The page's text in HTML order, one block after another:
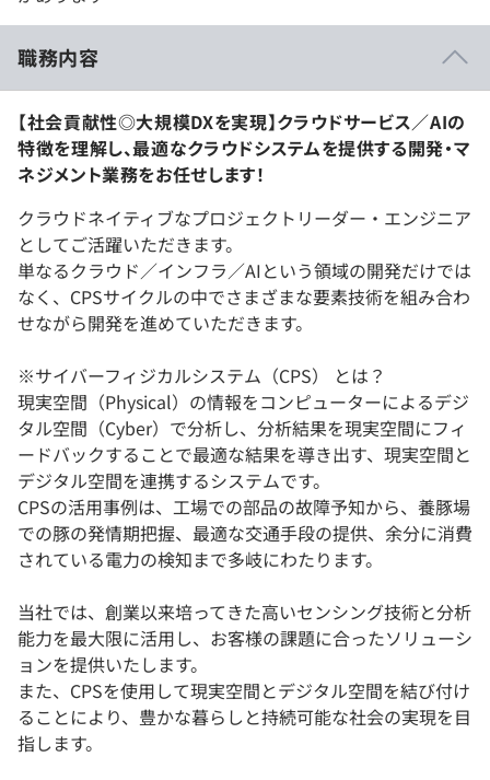
職務内容
【社会貢献性◎大規模DXを実現】クラウドサービス／AIの
特徴を理解し、最適なクラウドシステムを提供する開発・マ
ネジメント業務をお任せします！
クラウドネイティブなプロジェクトリーダー・エンジニア
としてご活躍いただきます。
単なるクラウド／インフラ／AIという領域の開発だけでは
なく、CPSサイクルの中でさまざまな要素技術を組み合わ
せながら開発を進めていただきます。
※サイバーフィジカルシステム（CPS） とは？
現実空間（Physical）の情報をコンピューターによるデジ
タル空間（Cyber）で分析し、分析結果を現実空間にフィ
ードバックすることで最適な結果を導き出す、現実空間と
デジタル空間を連携するシステムです。
CPSの活用事例は、工場での部品の故障予知から、養豚場
での豚の発情期把握、最適な交通手段の提供、余分に消費
されている電力の検知まで多岐にわたります。
当社では、創業以来培ってきた高いセンシング技術と分析
能力を最大限に活用し、お客様の課題に合ったソリューシ
ョンを提供いたします。
また、CPSを使用して現実空間とデジタル空間を結び付け
ることにより、豊かな暮らしと持続可能な社会の実現を目
指します。